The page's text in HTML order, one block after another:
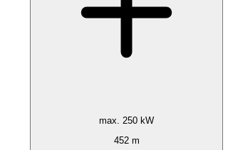
max. 250 kW
452 m